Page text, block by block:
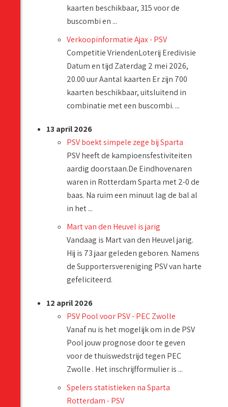
kaarten beschikbaar, 315 voor de
buscombi en ...
Verkoopinformatie Ajax - PSV
Competitie VriendenLoterij Eredivisie
Datum en tijd Zaterdag 2 mei 2026,
20.00 uur Aantal kaarten Er zijn 700
kaarten beschikbaar, uitsluitend in
combinatie met een buscombi. ...
13 april 2026
PSV boekt simpele zege bij Sparta
PSV heeft de kampioensfestiviteiten
aardig doorstaan.De Eindhovenaren
waren in Rotterdam Sparta met 2-0 de
baas. Na ruim een minuut lag de bal al
in het ...
Mart van den Heuvel is jarig
Vandaag is Mart van den Heuvel jarig.
Hij is 73 jaar geleden geboren. Namens
de Supportersvereniging PSV van harte
gefeliciteerd.
12 april 2026
PSV Pool voor PSV - PEC Zwolle
Vanaf nu is het mogelijk om in de PSV
Pool jouw prognose door te geven
voor de thuiswedstrijd tegen PEC
Zwolle . Het inschrijfformulier is ...
Spelers statistieken na Sparta
Rotterdam - PSV